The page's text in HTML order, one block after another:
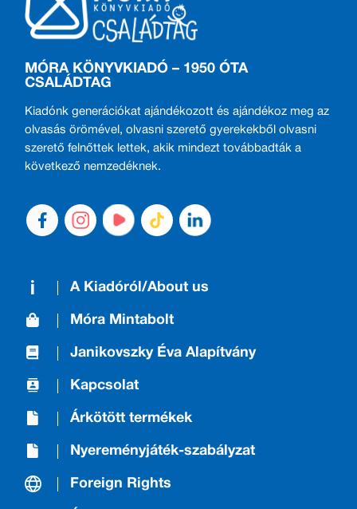
MÓRA KÖNYVKIADÓ – 1950 ÓTA
CSALÁDTAG
Kiadónk generációkat ajándékozott és ajándékoz meg az
olvasás örömével, olvasni szerető gyerekekből olvasni
szerető felnőttek lettek, akik mindezt továbbadták a
következő nemzedéknek.
A Kiadóról/About us
Móra Mintabolt
Janikovszky Éva Alapítvány
Kapcsolat
Árkötött termékek
Nyereményjáték-szabályzat
Foreign Rights